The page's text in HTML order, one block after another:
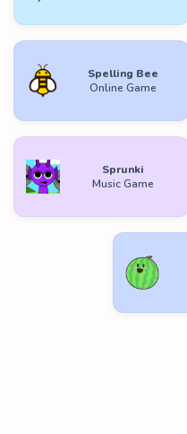
Spelling Bee
Online Game
Sprunki
Music Game